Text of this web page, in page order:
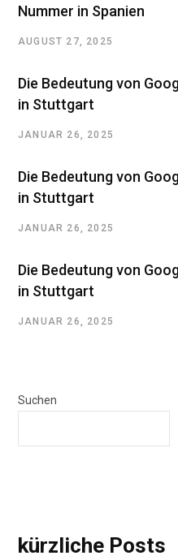
Nummer in Spanien
AUGUST 27, 2025
Die Bedeutung von
in Stuttgart
JANUAR 26, 2025
Die Bedeutung von
in Stuttgart
JANUAR 26, 2025
Die Bedeutung von
in Stuttgart
JANUAR 26, 2025
Suchen
kürzliche Posts